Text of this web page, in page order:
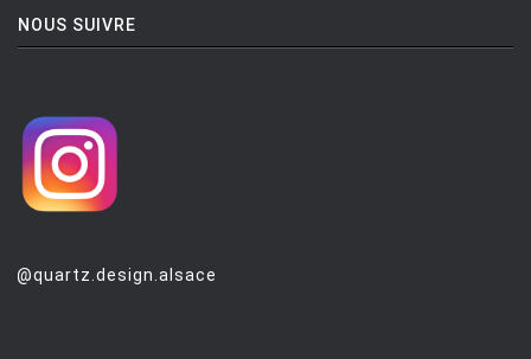
NOUS SUIVRE
@quartz.design.alsace